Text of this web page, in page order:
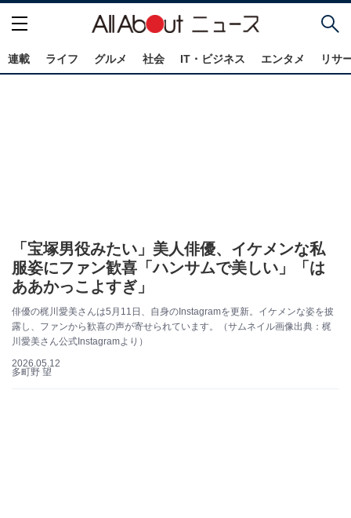
連載 ライフ グルメ 社会 IT・ビジネス エンタメ リサ
「宝塚男役みたい」美人俳優、イケメンな私
服姿にファン歓喜「ハンサムで美しい」「は
ああかっこよすぎ」
俳優の梶川愛美さんは5月11日、自身のInstagramを更新。イケメンな姿を披
露し、ファンから歓喜の声が寄せられています。（サムネイル画像出典：梶
川愛美さん公式Instagramより）
2026.05.12
多町野 望